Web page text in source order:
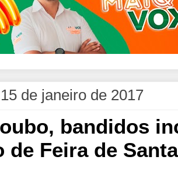
de janeiro de 2017
bandidos
Feira de